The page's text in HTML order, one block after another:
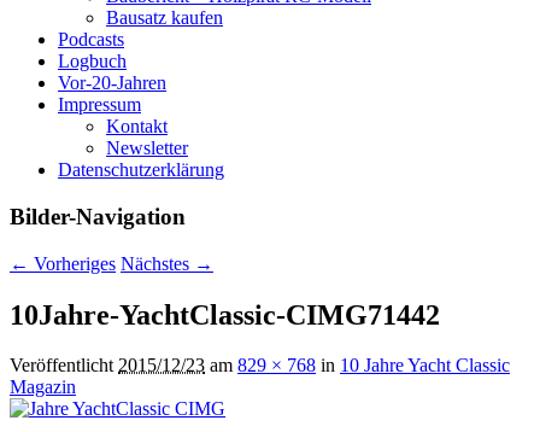
Bausatz kaufen
Podcasts
Logbuch
Vor-20-Jahren
Impressum
Kontakt
Newsletter
Datenschutzerklärung
Bilder-Navigation
← Vorheriges Nächstes →
10Jahre-YachtClassic-CIMG71442
Veröffentlicht2015/12/23 am 829 × 768 in 10 Jahre Yacht Classic
Magazin